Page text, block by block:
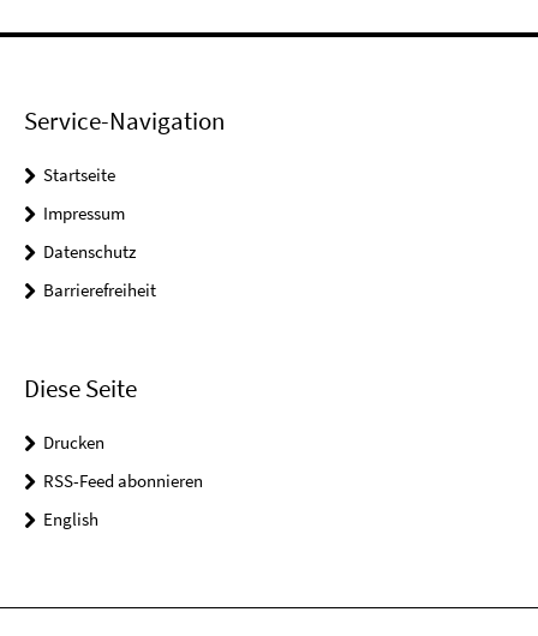
Service-Navigation
Startseite
Impressum
Datenschutz
Barrierefreiheit
Diese Seite
Drucken
RSS-Feed abonnieren
English